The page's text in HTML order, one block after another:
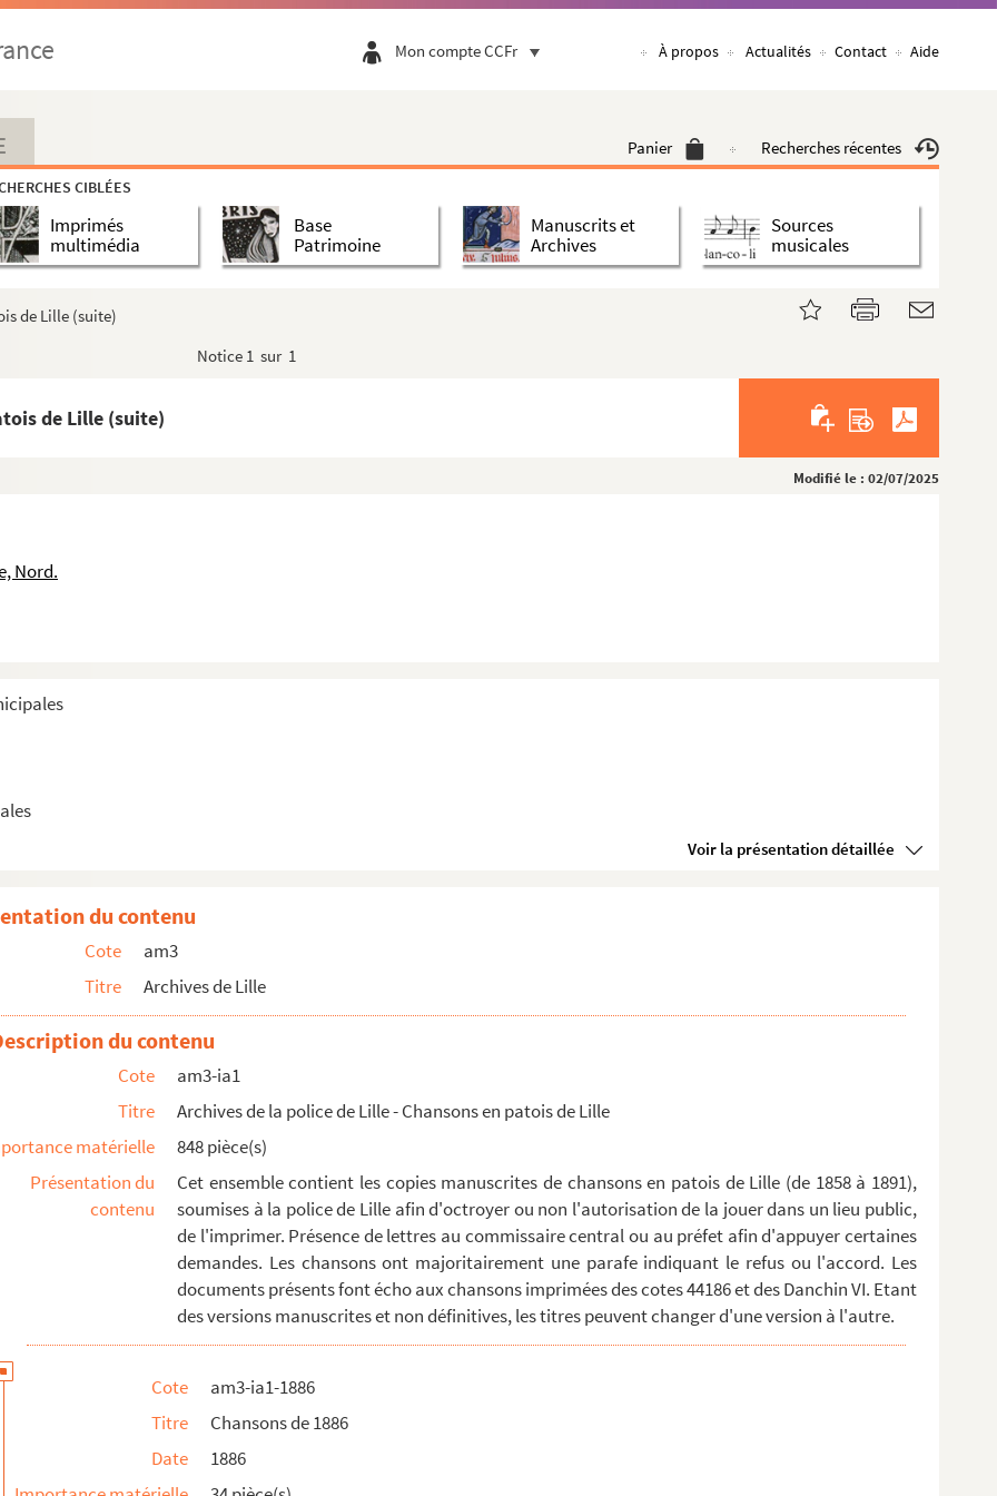
Mon compte CCFr À propos Actualités Contact Aide
Panier Recherches récentes
CIBLÉES
Imprimés
multimédia
Base
Patrimoine
Manuscrits et
Archives
Sources
musicales
de Lille (suite)
Notice 1 sur 1
de Lille (suite)
Modifié le : 02/07/2025
Nord.
Voir la présentation détaillée
Lille
de Lille (suite)
en patois de Lille
en patois de Lille
nouvelle en patois de Lille
du contenu
Cote
am3
Titre
Archives de Lille
du contenu
Cote
am3-ia1
Titre
Archives de la police de Lille - Chansons en patois de Lille
matérielle
848 pièce(s)
Présentation du
contenu
Cet ensemble contient les copies manuscrites de chansons en patois de Lille (de 1858 à 1891),
soumises à la police de Lille afin d'octroyer ou non l'autorisation de la jouer dans un lieu public,
de l'imprimer. Présence de lettres au commissaire central ou au préfet afin d'appuyer certaines
demandes. Les chansons ont majoritairement une parafe indiquant le refus ou l'accord. Les
documents présents font écho aux chansons imprimées des cotes 44186 et des Danchin VI. Etant
des versions manuscrites et non définitives, les titres peuvent changer d'une version à l'autre.
Cote
am3-ia1-1886
Titre
Chansons de 1886
Date
1886